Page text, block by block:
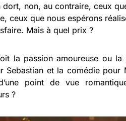
dort, non, au contraire, ceux
ceux que nous espérons
Mais à quel prix ?
la passion amoureuse ou la
Sebastian et la comédie pour
point de vue
?